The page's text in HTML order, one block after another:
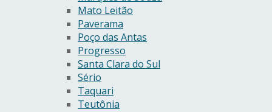
Mato Leitão
Paverama
Poço das Antas
Progresso
Santa Clara do Sul
Sério
Taquari
Teutônia